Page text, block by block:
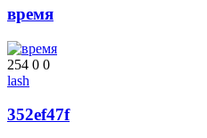
время
254 0 0
lash
352ef47f